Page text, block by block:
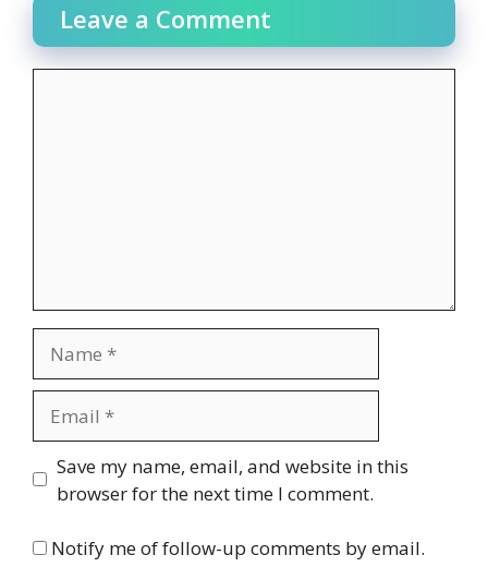
Leave a Comment
Website
Save my name, email, and website in this
browser for the next time I comment.
Notify me of follow-up comments by email.